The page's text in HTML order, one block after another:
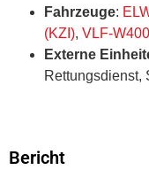
Fahrzeuge:
(KZI), VLF-W400
Externe
Rettungsdienst,
Bericht